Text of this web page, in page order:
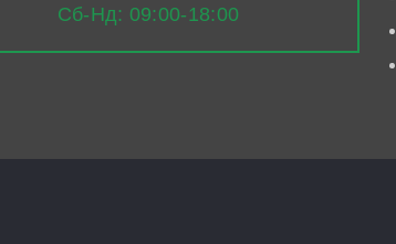
Сб-Нд: 09:00-18:00